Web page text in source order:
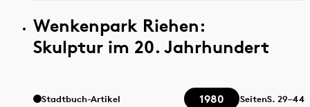
Wenkenpark Riehen:
Skulptur im 20. Jahrhundert
Stadtbuch-Artikel 1980 SeitenS. 29–44